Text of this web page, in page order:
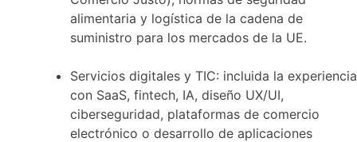
alimentaria y logística de la cadena de
suministro para los mercados de la UE.
Servicios digitales y TIC: incluida la experiencia
con SaaS, fintech, IA, diseño UX/UI,
ciberseguridad, plataformas de comercio
electrónico o desarrollo de aplicaciones